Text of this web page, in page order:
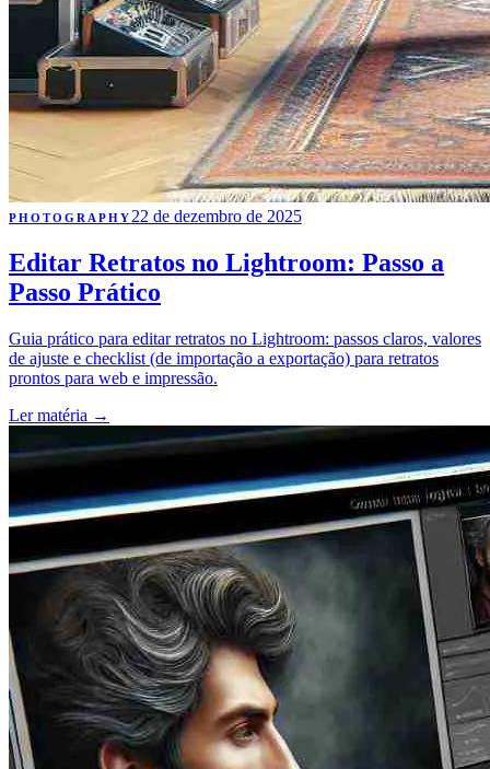
PHOTOGRAPHY 22 de dezembro de 2025
Editar Retratos no Lightroom: Passo a
Passo Prático
Guia prático para editar retratos no Lightroom: passos claros, valores
de ajuste e checklist (de importação a exportação) para retratos
prontos para web e impressão.
Ler matéria →